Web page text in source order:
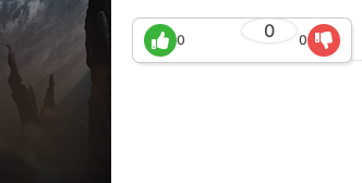
0
0 0